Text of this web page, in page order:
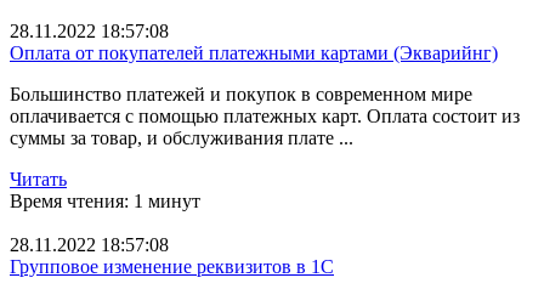
Толстый клиент 1С
Единый платеж
настройка оборудования
дивиденды
перенос базы в облако
Конвертация 1С 7.7 в 8.3
Тонкий клиент
Удаленный доступ к 1С
Файловая база 1С
РМК в 1С
печать ценников и этикеток
28.11.2022 18:57:08
Оплата от покупателей платежными картами (Экварийнг)
Большинство платежей и покупок в современном мире
оплачивается с помощью платежных карт. Оплата состоит из
суммы за товар, и обслуживания плате ...
Читать
Время чтения: 1 минут
28.11.2022 18:57:08
Групповое изменение реквизитов в 1С